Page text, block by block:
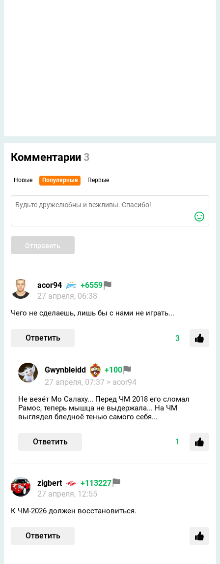
Комментарии 3
Новые Популярные Первые
Отправить
acor94
+6559
27 апреля, 06:38
Чего не сделаешь, лишь бы с нами не играть...
Ответить 3
Gwynbleidd
+100
27 апреля, 07:37 > acor94
Не везёт Мо Салаху... Перед ЧМ 2018 его сломал
Рамос, теперь мышца не выдержала... На ЧМ
выглядел бледноё тенью самого себя...
Ответить 1
zigbert
+113227
27 апреля, 12:55
К ЧМ-2026 должен восстановиться.
Ответить